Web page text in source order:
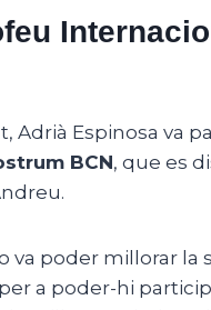
Adrià Espinosa va
BCN, que es
va poder millorar
a poder-hi